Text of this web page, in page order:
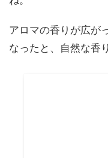
アロマの香りが広が
なったと、自然な香